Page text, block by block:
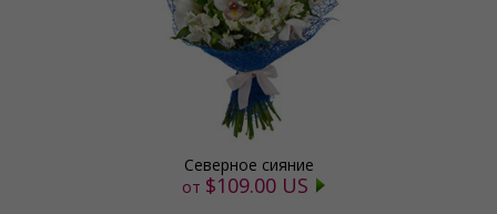
Северное сияние
от $109.00 US